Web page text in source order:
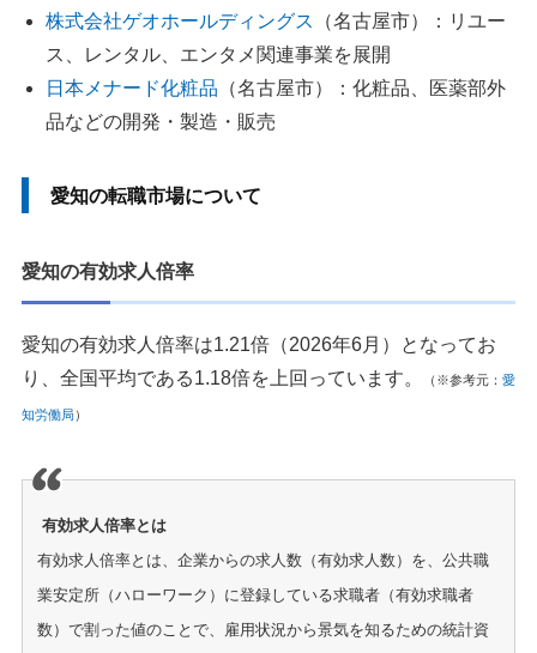
執筆者・監修者のmotoについて
株式会社ゲオホールディングス
（名古屋市）：リユー
ス、レンタル、エンタメ関連事業を展開
日本メナード化粧品 （名古屋市）：化粧品、医薬部外
品などの開発・製造・販売
愛知の転職市場について
愛知の有効求人倍率
愛知の有効求人倍率は1.21倍（2026年6月）となってお
り、全国平均である1.18倍を上回っています。
（※参考元： 愛
知労働局）
有効求人倍率とは
有効求人倍率とは、企業からの求人数（有効求人数）を、公共職
業安定所（ハローワーク）に登録している求職者（有効求職者
数）で割った値のことで、雇用状況から景気を知るための統計資